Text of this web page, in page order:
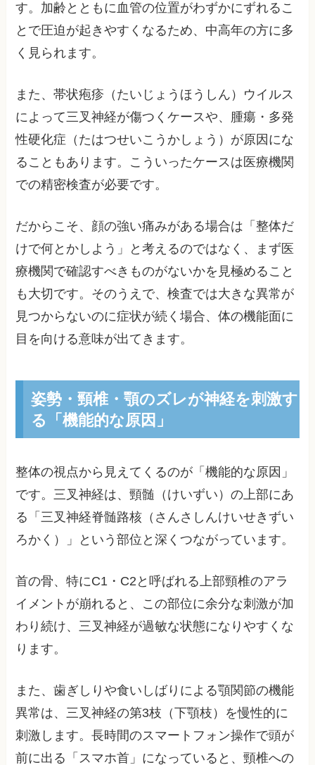
す。加齢とともに血管の位置がわずかにずれるこ
とで圧迫が起きやすくなるため、中高年の方に多
く見られます。
また、帯状疱疹（たいじょうほうしん）ウイルス
によって三叉神経が傷つくケースや、腫瘍・多発
性硬化症（たはつせいこうかしょう）が原因にな
ることもあります。こういったケースは医療機関
での精密検査が必要です。
だからこそ、顔の強い痛みがある場合は「整体だ
けで何とかしよう」と考えるのではなく、まず医
療機関で確認すべきものがないかを見極めること
も大切です。そのうえで、検査では大きな異常が
見つからないのに症状が続く場合、体の機能面に
目を向ける意味が出てきます。
姿勢・頸椎・顎のズレが神経を刺激す
る「機能的な原因」
整体の視点から見えてくるのが「機能的な原因」
です。三叉神経は、頸髄（けいずい）の上部にあ
る「三叉神経脊髄路核（さんさしんけいせきずい
ろかく）」という部位と深くつながっています。
首の骨、特にC1・C2と呼ばれる上部頸椎のアラ
イメントが崩れると、この部位に余分な刺激が加
わり続け、三叉神経が過敏な状態になりやすくな
ります。
また、歯ぎしりや食いしばりによる顎関節の機能
異常は、三叉神経の第3枝（下顎枝）を慢性的に
刺激します。長時間のスマートフォン操作で頭が
前に出る「スマホ首」になっていると、頸椎への